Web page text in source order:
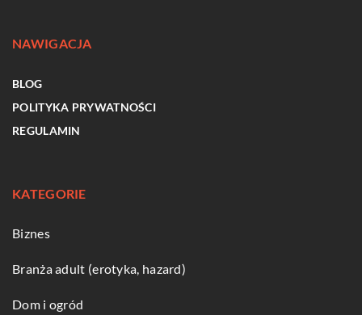
NAWIGACJA
BLOG
POLITYKA PRYWATNOŚCI
REGULAMIN
KATEGORIE
Biznes
Branża adult (erotyka, hazard)
Dom i ogród